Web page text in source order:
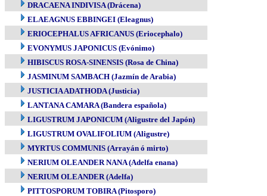
DRACAENA INDIVISA (Drácena)
ELAEAGNUS EBBINGEI (Eleagnus)
ERIOCEPHALUS AFRICANUS (Eriocephalo)
EVONYMUS JAPONICUS (Evónimo)
HIBISCUS ROSA-SINENSIS (Rosa de China)
JASMINUM SAMBACH (Jazmín de Arabia)
JUSTICIA ADATHODA (Justicia)
LANTANA CAMARA (Bandera española)
LIGUSTRUM JAPONICUM (Aligustre del Japón)
LIGUSTRUM OVALIFOLIUM (Aligustre)
MYRTUS COMMUNIS (Arrayán ó mirto)
NERIUM OLEANDER NANA (Adelfa enana)
NERIUM OLEANDER (Adelfa)
PITTOSPORUM TOBIRA (Pitosporo)